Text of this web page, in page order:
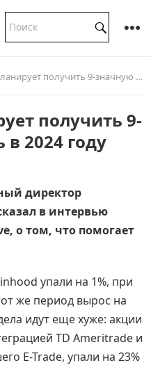
получить 9-значную прибыль в 2024 году
получить 9-
2024 году
директор
в интервью
о том, что помогает
упали на 1%, при
же период вырос на
идут еще хуже: акции
TD Ameritrade и
E-Trade, упали на 23%